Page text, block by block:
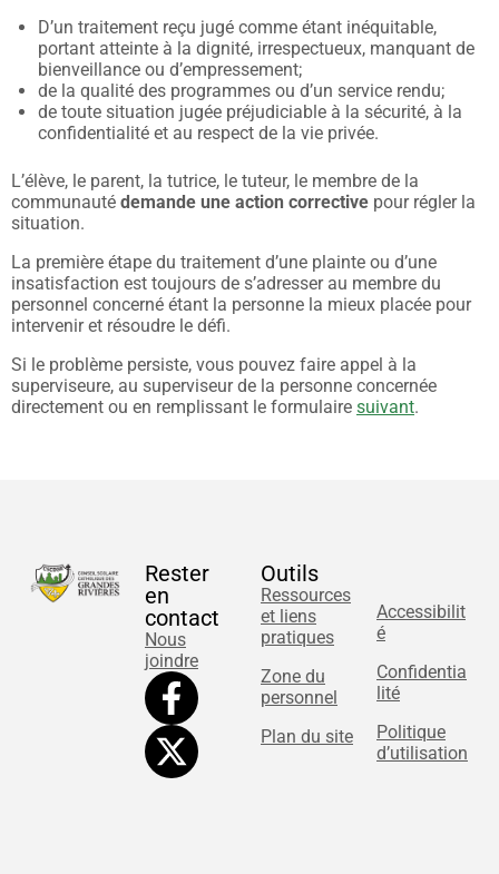
D’un traitement reçu jugé comme étant inéquitable,
portant atteinte à la dignité, irrespectueux, manquant de
bienveillance ou d’empressement;
de la qualité des programmes ou d’un service rendu;
de toute situation jugée préjudiciable à la sécurité, à la
confidentialité et au respect de la vie privée.
L’élève, le parent, la tutrice, le tuteur, le membre de la
communauté demande une action corrective pour régler la
situation.
La première étape du traitement d’une plainte ou d’une
insatisfaction est toujours de s’adresser au membre du
personnel concerné étant la personne la mieux placée pour
intervenir et résoudre le défi.
Si le problème persiste, vous pouvez faire appel à la
superviseure, au superviseur de la personne concernée
directement ou en remplissant le formulaire suivant.
Rester
en
contact
Nous
joindre
Outils
Ressources
et liens
pratiques
Zone du
personnel
Plan du site
Accessibilit
é
Confidentia
lité
Politique
d’utilisation